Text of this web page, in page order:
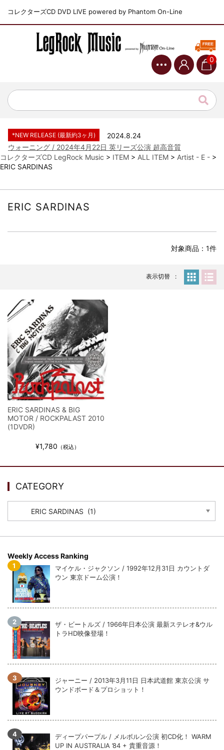
コレクターズCD DVD LIVE powered by Phantom On-Line
0
ジャーニー / 1979年5月8+9日 コロラド州 2公演 SBD 完全収録！
*NEW RELEASE (最新約3ヶ月)
2024.11.9
*NEW RELEASE (最新約3ヶ月)
2024.8.24
ウォーニング / 2024年4月22日 英リーズ公演 超高音質
IEM+Aud！
*NEW RELEASE (最新約3ヶ月)
収録！
*NEW RELEASE (最新約3ヶ月)
スコーピオンズ / 2024年6月15日 リスボン公演 FHD 完全収録！
マネスキン / 2024年6月9日 ドイツ ROCK AM RING 公演 FHD 完
リアム・ギャラガー / 2024年6月1日 英国シェフィールド公演 完
全収録！
*NEW RELEASE (最新約3ヶ月)
2024.6.9
メガデス / 2023年8月4日 ドイツ W.O.A. 公演 FHD 完全収録！
*NEW RELEASE (最新約3ヶ月)
ユーライア・ヒープ / 2023年8月3日 ドイツ W.O.A. 公演 FHD 完
全収録！
*NEW RELEASE (最新約3ヶ月)
ジャーニー / 1979年5月8+9日 コロラド州 2公演 SBD 完全収録！
*NEW RELEASE (最新約3ヶ月)
NGHFB / 2024年7月28日 フジロック’24公演 超高音質AI-SBD！
ウォーニング / 2024年4月22日 英リーズ公演 超高音質
ビリー・ジョエル / 2024年3月24日 100Aniv. 米M.S.G公演 完全
収録！
リアム・ギャラガー / 2024年6月3日 カーディフ公演 IEM/AUD 完
スコーピオンズ / 2024年6月15日 リスボン公演 FHD 完全収録！
*NEW RELEASE (最新約3ヶ月)
2024.6.20
マネスキン / 2024年6月9日 ドイツ ROCK AM RING 公演 FHD 完
全収録！
*NEW RELEASE (最新約3ヶ月)
リアム・ギャラガー / 2024年6月1日 英国シェフィールド公演 完
全収録！
*NEW RELEASE (最新約3ヶ月)
2024.6.9
メガデス / 2023年8月4日 ドイツ W.O.A. 公演 FHD 完全収録！
*NEW RELEASE (最新約3ヶ月)
全収録！
*NEW RELEASE (最新約3ヶ月)
2024.6.9
ジャーニー / 1979年5月8+9日 コロラド州 2公演 SBD 完全収録！
コレクターズCD LegRock Music > ITEM > ALL ITEM > Artist - E - >
ERIC SARDINAS
ERIC SARDINAS
対象商品：1件
表示切替
ERIC SARDINAS & BIG
MOTOR / ROCKPALAST 2010
(1DVDR)
¥1,780 （税込）
CATEGORY
Weekly Access Ranking
マイケル・ジャクソン / 1992年12月31日 カウントダ
ウン 東京ドーム公演！
ザ・ビートルズ / 1966年日本公演 最新ステレオ&ウル
トラHD映像登場！
ジャーニー / 2013年3月11日 日本武道館 東京公演 サ
ウンドボード＆プロショット！
ディープパープル / メルボルン公演 初CD化！ WARM
UP IN AUSTRALIA ’84 + 貴重音源！